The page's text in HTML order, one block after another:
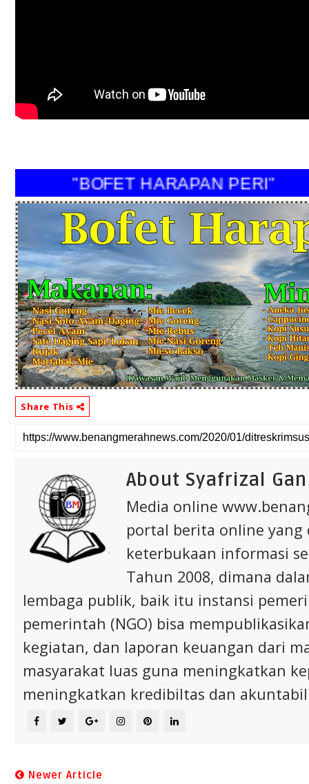
"BOFET HARAPAN PERI"
Share This
About Syafrizal Gan
Media online
portal berita online
keterbukaan informasi
Tahun 2008, dimana
lembaga publik, baik itu instansi
pemerintah (NGO) bisa
kegiatan, dan laporan keuangan dari
masyarakat luas guna meningkatkan
meningkatkan kredibiltas dan
Newer Article